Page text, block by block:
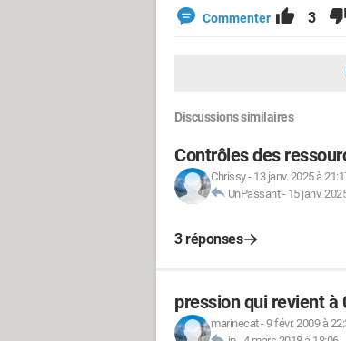
Commenter 3
Discussions similaires
Contrôles des
Chrissy- 13 janv. 2025 à
UnPassant- 15 janv.
3 réponses
pression qui revient à
marinecat-9 févr. 2009 à